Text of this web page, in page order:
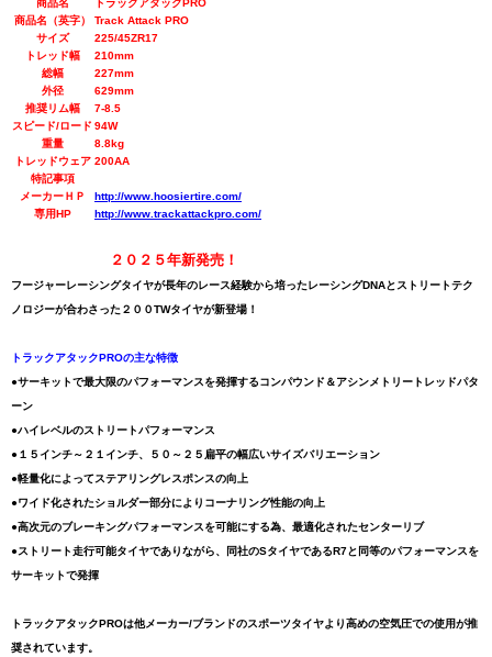
商品名
トラックアタックPRO
商品名（英字）
Track Attack PRO
サイズ
225/45ZR17
トレッド幅
210mm
総幅
227mm
外径
629mm
推奨リム幅
7-8.5
スピード/ロード 94W
重量
8.8kg
トレッドウェア 200AA
特記事項
メーカーＨＰ
http://www.hoosiertire.com/
専用HP
http://www.trackattackpro.com/
２０２５年新発売！
フージャーレーシングタイヤが長年のレース経験から培ったレーシングDNAとストリートテク
ノロジーが合わさった２００TWタイヤが新登場！
トラックアタックPROの主な特徴
●サーキットで最大限のパフォーマンスを発揮するコンパウンド＆アシンメトリートレッドパタ
ーン
●ハイレベルのストリートパフォーマンス
●１５インチ～２１インチ、５０～２５扁平の幅広いサイズバリエーション
●軽量化によってステアリングレスポンスの向上
●ワイド化されたショルダー部分によりコーナリング性能の向上
●高次元のブレーキングパフォーマンスを可能にする為、最適化されたセンターリブ
●ストリート走行可能タイヤでありながら、同社のSタイヤであるR7と同等のパフォーマンスを
サーキットで発揮
トラックアタックPROは他メーカー/ブランドのスポーツタイヤより高めの空気圧での使用が推
奨されています。